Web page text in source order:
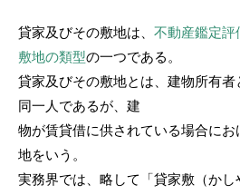
貸家及びその敷地は、 不動産鑑定評
敷地の類型の一つである。
貸家及びその敷地とは、建物所有
同一人であるが、建
物が賃貸借に供されている場合に
地をいう。
実務界では、略して「貸家敷（かし